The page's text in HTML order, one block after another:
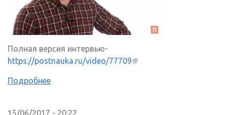
Полная версия интервью-
https://postnauka.ru/video/77709(внешняя ссылка)
Подробнее
15/06/2017 - 20:22